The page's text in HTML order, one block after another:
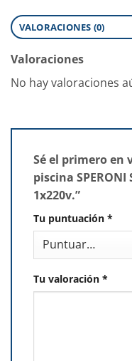
VALORACIONES (0)
Valoraciones
No hay valoraciones
Sé el primero en
piscina SPERONI
1x220v.”
Tu puntuación *
Tu valoración *